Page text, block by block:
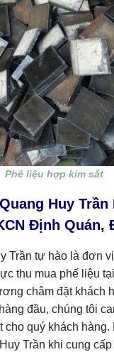
Phê liệu hợp kim sắt
Huy
Định Quán,
Trần tự hào là đơn
thu mua phế liệu
châm đặt khách
đầu, chúng tôi
cho quý khách
Trần khi cung